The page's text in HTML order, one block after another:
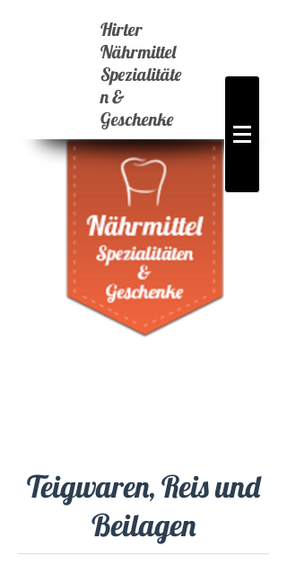
Hirter
Nährmittel
Spezialitäte
n &
Geschenke
Teigwaren, Reis und
Beilagen